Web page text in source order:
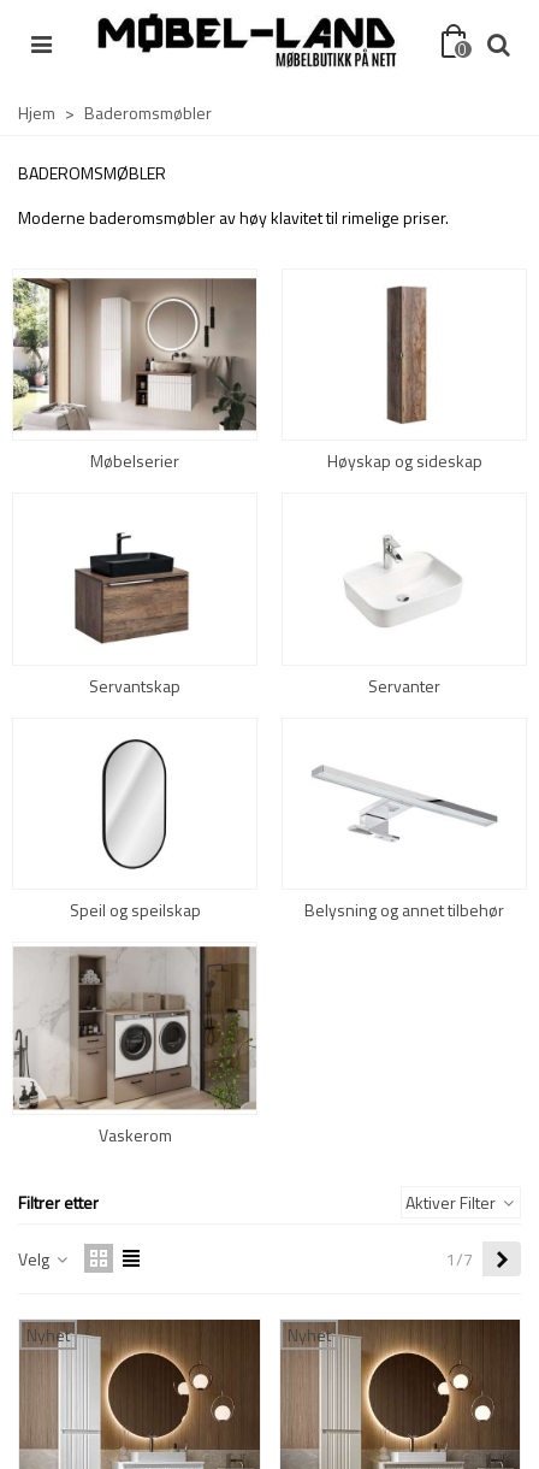
0
Hjem > Baderomsmøbler
BADEROMSMØBLER
Moderne baderomsmøbler av høy klavitet til rimelige priser.
Møbelserier Høyskap og sideskap
Servantskap Servanter
Speil og speilskap Belysning og annet tilbehør
Vaskerom
Filtrer etter Aktiver Filter
Velg 1/7
Nyhet Nyhet